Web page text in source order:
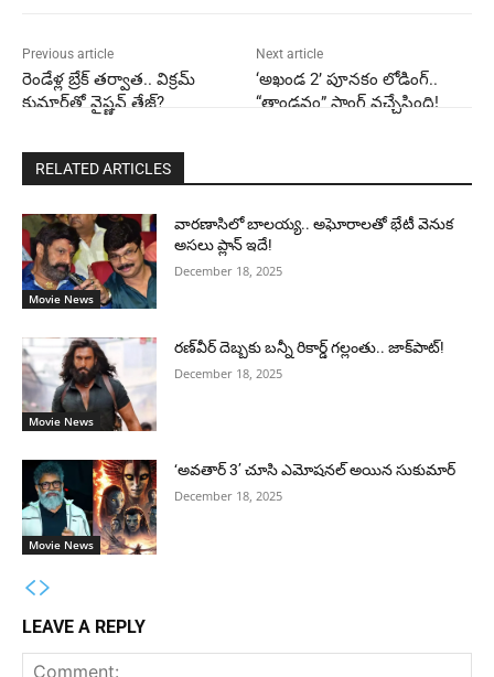
Previous article
రెండేళ్ల బ్రేక్ తర్వాత.. విక్రమ్
కుమార్‌తో వైష్ణవ్ తేజ్?
Next article
‘అఖండ 2’ పూనకం లోడింగ్..
“తాండవం” సాంగ్ వచ్చేసింది!
RELATED ARTICLES
Movie News
వారణాసిలో బాలయ్య.. అఘోరాలతో భేటీ వెనుక
అసలు ప్లాన్ ఇదే!
December 18, 2025
Movie News
రణ్‌వీర్ దెబ్బకు బన్నీ రికార్డ్ గల్లంతు.. జాక్‌పాట్!
December 18, 2025
Movie News
‘అవతార్ 3’ చూసి ఎమోషనల్ అయిన సుకుమార్
December 18, 2025
LEAVE A REPLY